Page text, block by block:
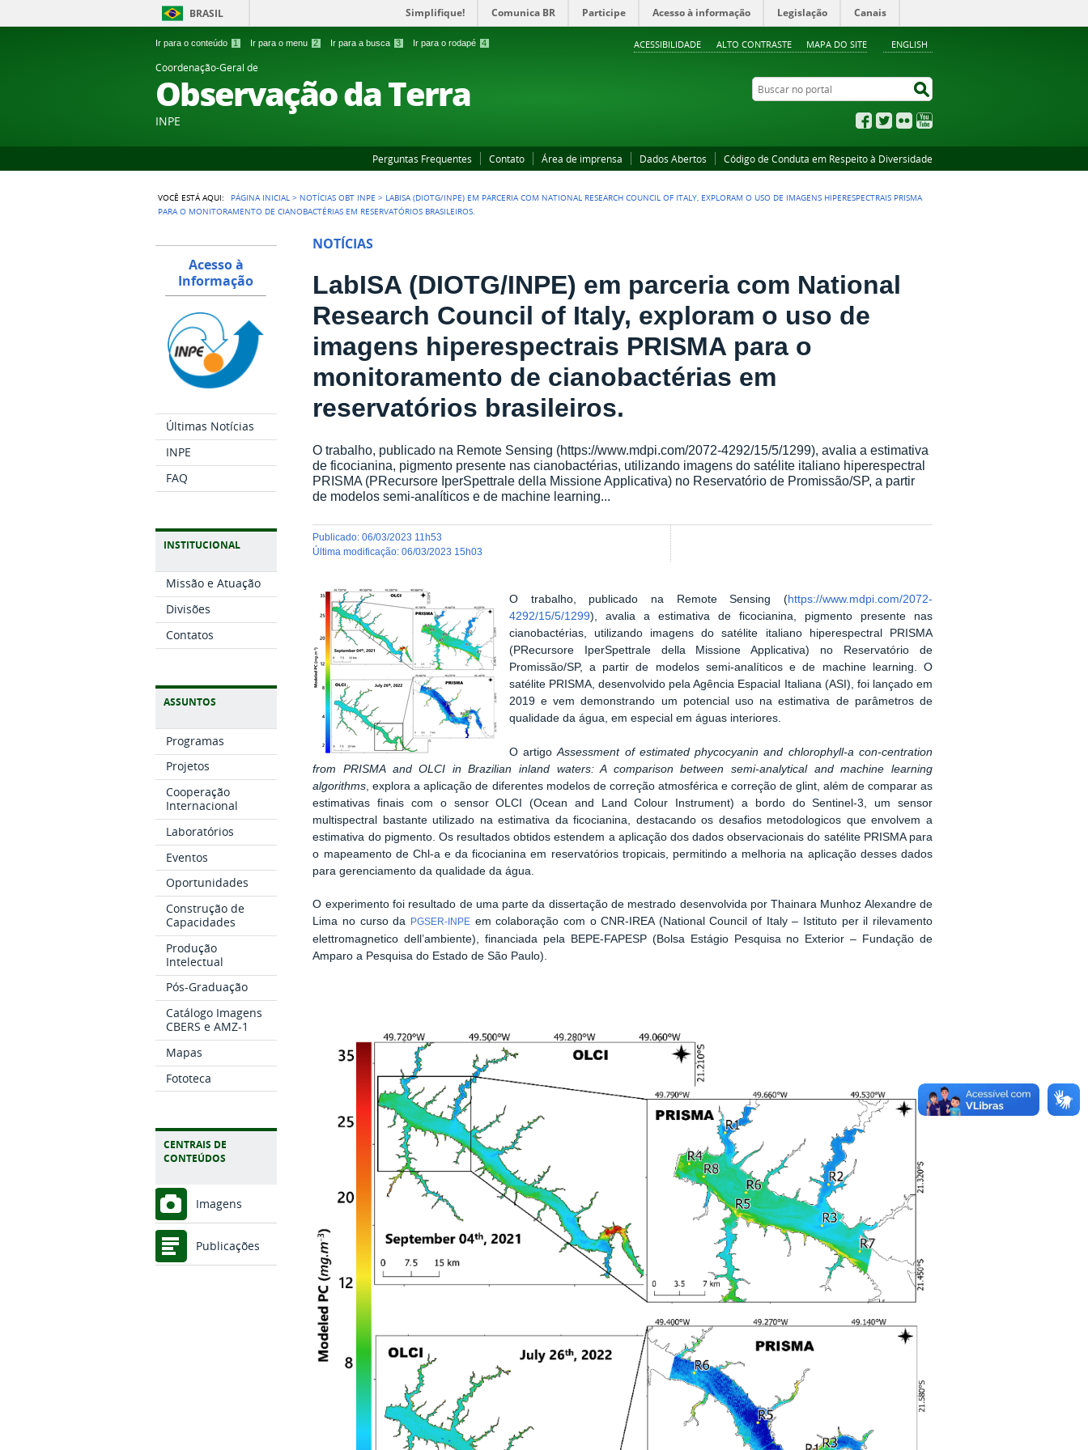
Ir para o conteúdo 1 Ir para o menu 2 Ir para a busca 3 Ir para o rodapé 4 ENGLISH
ACESSIBILIDADE ALTO CONTRASTE MAPA DO SITE
BRASIL Simplifique! Comunica BR Participe Acesso à informação Legislação Canais
Coordenação-Geral de
Observação da Terra
INPE
Buscar no portal
Facebook
TwitterFlickr
Perguntas Frequentes Contato Área de imprensa Dados Abertos Código de Conduta em Respeito à Diversidade
VOCÊ ESTÁ AQUI: PÁGINA INICIAL > NOTÍCIAS OBT INPE > LABISA (DIOTG/INPE) EM PARCERIA COM NATIONAL RESEARCH COUNCIL OF ITALY, EXPLORAM O USO DE IMAGENS HIPERESPECTRAIS PRISMA
PARA O MONITORAMENTO DE CIANOBACTÉRIAS EM RESERVATÓRIOS BRASILEIROS.
Acesso à
Informação
Últimas Notícias
INPE
FAQ
INSTITUCIONAL
Missão e Atuação
Divisões
Contatos
ASSUNTOS
Programas
Projetos
Cooperação
Internacional
Laboratórios
Eventos
Oportunidades
Construção de
Capacidades
Produção
Intelectual
Pós-Graduação
Catálogo Imagens
CBERS e AMZ-1
Mapas
Fototeca
CENTRAIS DE
CONTEÚDOS
Imagens
Publicações
NOTÍCIAS
LabISA (DIOTG/INPE) em parceria com National
Research Council of Italy, exploram o uso de
imagens hiperespectrais PRISMA para o
monitoramento de cianobactérias em
reservatórios brasileiros.
O trabalho, publicado na Remote Sensing (https://www.mdpi.com/2072-4292/15/5/1299), avalia a estimativa
de ficocianina, pigmento presente nas cianobactérias, utilizando imagens do satélite italiano hiperespectral
PRISMA (PRecursore IperSpettrale della Missione Applicativa) no Reservatório de Promissão/SP, a partir
de modelos semi-analíticos e de machine learning...
publicado:06/03/2023 11h53
última modificação:06/03/2023 15h03
O trabalho, publicado na Remote Sensing (https://www.mdpi.com/2072-
4292/15/5/1299), avalia a estimativa de ficocianina, pigmento presente nas
cianobactérias, utilizando imagens do satélite italiano hiperespectral PRISMA
(PRecursore IperSpettrale della Missione Applicativa) no Reservatório de
Promissão/SP, a partir de modelos semi-analíticos e de machine learning. O
satélite PRISMA, desenvolvido pela Agência Espacial Italiana (ASI), foi lançado em
2019 e vem demonstrando um potencial uso na estimativa de parâmetros de
qualidade da água, em especial em águas interiores.
O artigoAssessment of estimated phycocyanin and chlorophyll-a con-centration
from PRISMA and OLCI in Brazilian inland waters: A comparison between semi-analytical and machine learning
algorithms , explora a aplicação de diferentes modelos de correção atmosférica e correção de glint, além de comparar as
estimativas finais com o sensor OLCI (Ocean and Land Colour Instrument) a bordo do Sentinel-3, um sensor
multispectral bastante utilizado na estimativa da ficocianina, destacando os desafios metodologicos que envolvem a
estimativa do pigmento. Os resultados obtidos estendem a aplicação dos dados observacionais do satélite PRISMA para
o mapeamento de Chl-a e da ficocianina em reservatórios tropicais, permitindo a melhoria na aplicação desses dados
para gerenciamento da qualidade da água.
O experimento foi resultado de uma parte da dissertação de mestrado desenvolvida por Thainara Munhoz Alexandre de
Lima no curso da PGSER-INPEem colaboração com o CNR-IREA (National Council of Italy – Istituto per il rilevamento
elettromagnetico dell’ambiente), financiada pela BEPE-FAPESP (Bolsa Estágio Pesquisa no Exterior – Fundação de
Amparo a Pesquisa do Estado de São Paulo).